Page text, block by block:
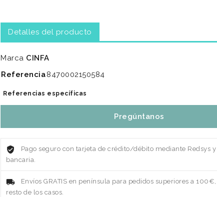
Detalles del producto
Marca CINFA
Referencia8470002150584
Referencias específicas
Pregúntanos
Pago seguro con tarjeta de crédito/débito mediante Redsys
bancaria.
Envíos GRATIS en península para pedidos superiores a
resto de los casos.